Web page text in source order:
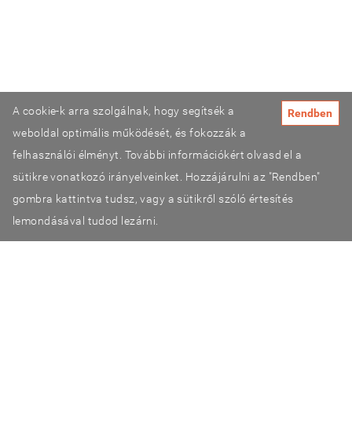
Rendben
A cookie-k arra szolgálnak, hogy segítsék a
weboldal optimális működését, és fokozzák a
felhasználói élményt. További információkért olvasd el a
sütikre vonatkozó irányelveinket. Hozzájárulni az "Rendben"
gombra kattintva tudsz, vagy a sütikről szóló értesítés
lemondásával tudod lezárni.